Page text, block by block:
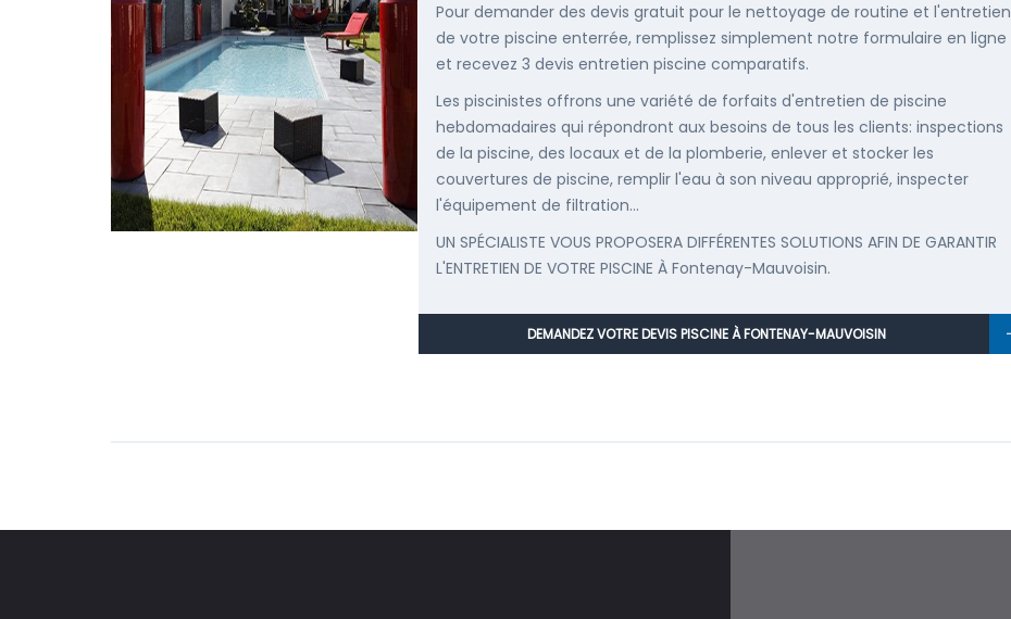
Pour demander des devis gratuit pour le nettoyage de routine et l'entretien
de votre piscine enterrée, remplissez simplement notre formulaire en ligne
et recevez 3 devis entretien piscine comparatifs.
Les piscinistes offrons une variété de forfaits d'entretien de piscine
hebdomadaires qui répondront aux besoins de tous les clients: inspections
de la piscine, des locaux et de la plomberie, enlever et stocker les
couvertures de piscine, remplir l'eau à son niveau approprié, inspecter
l'équipement de filtration...
UN SPÉCIALISTE VOUS PROPOSERA DIFFÉRENTES SOLUTIONS AFIN DE GARANTIR
L'ENTRETIEN DE VOTRE PISCINE À Fontenay-Mauvoisin.
DEMANDEZ VOTRE DEVIS PISCINE À FONTENAY-MAUVOISIN